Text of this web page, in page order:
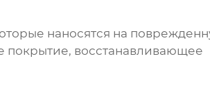
наносятся на
покрытие, восстанавливающее